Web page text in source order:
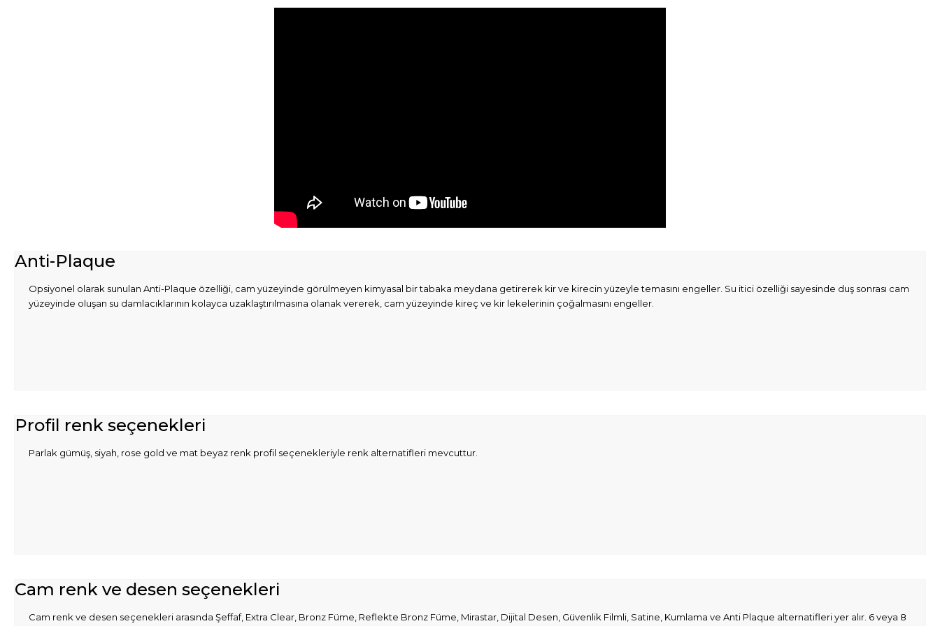
Anti-Plaque
Opsiyonel olarak sunulan Anti-Plaque özelliği, cam yüzeyinde görülmeyen kimyasal bir tabaka meydana getirerek kir ve kirecin yüzeyle temasını engeller. Su itici özelliği sayesinde duş sonrası cam
yüzeyinde oluşan su damlacıklarının kolayca uzaklaştırılmasına olanak vererek, cam yüzeyinde kireç ve kir lekelerinin çoğalmasını engeller.
Profil renk seçenekleri
Parlak gümüş, siyah, rose gold ve mat beyaz renk profil seçenekleriyle renk alternatifleri mevcuttur.
Cam renk ve desen seçenekleri
Cam renk ve desen seçenekleri arasında Şeffaf, Extra Clear, Bronz Füme, Reflekte Bronz Füme, Mirastar, Dijital Desen, Güvenlik Filmli, Satine, Kumlama ve Anti Plaque alternatifleri yer alır. 6 veya 8